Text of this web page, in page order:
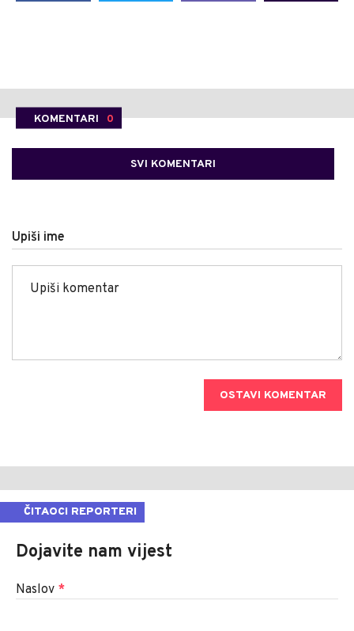
KOMENTARI 0
SVI KOMENTARI
Upiši ime
OSTAVI KOMENTAR
ČITAOCI REPORTERI
Dojavite nam vijest
Naslov *